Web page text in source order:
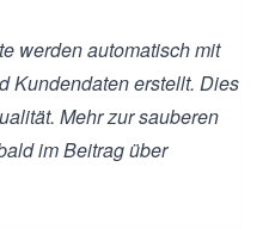
werden automatisch mit
Kundendaten erstellt. Dies
Mehr zur sauberen
im Beitrag über